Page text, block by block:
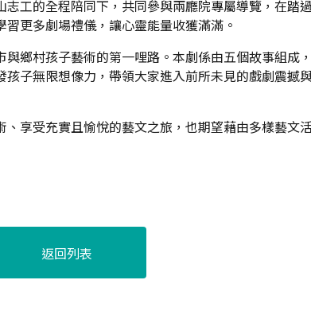
工的全程陪同下，共同參與兩廳院專屬導覽，在踏
更多劇場禮儀，讓心靈能量收獲滿滿。
鄉村孩子藝術的第一哩路。本劇係由五個故事組成
子無限想像力，帶領大家進入前所未見的戲劇震撼
享受充實且愉悅的藝文之旅，也期望藉由多樣藝文
返回列表